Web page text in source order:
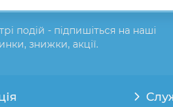
подій - підпишіться на наші
знижки, акції.